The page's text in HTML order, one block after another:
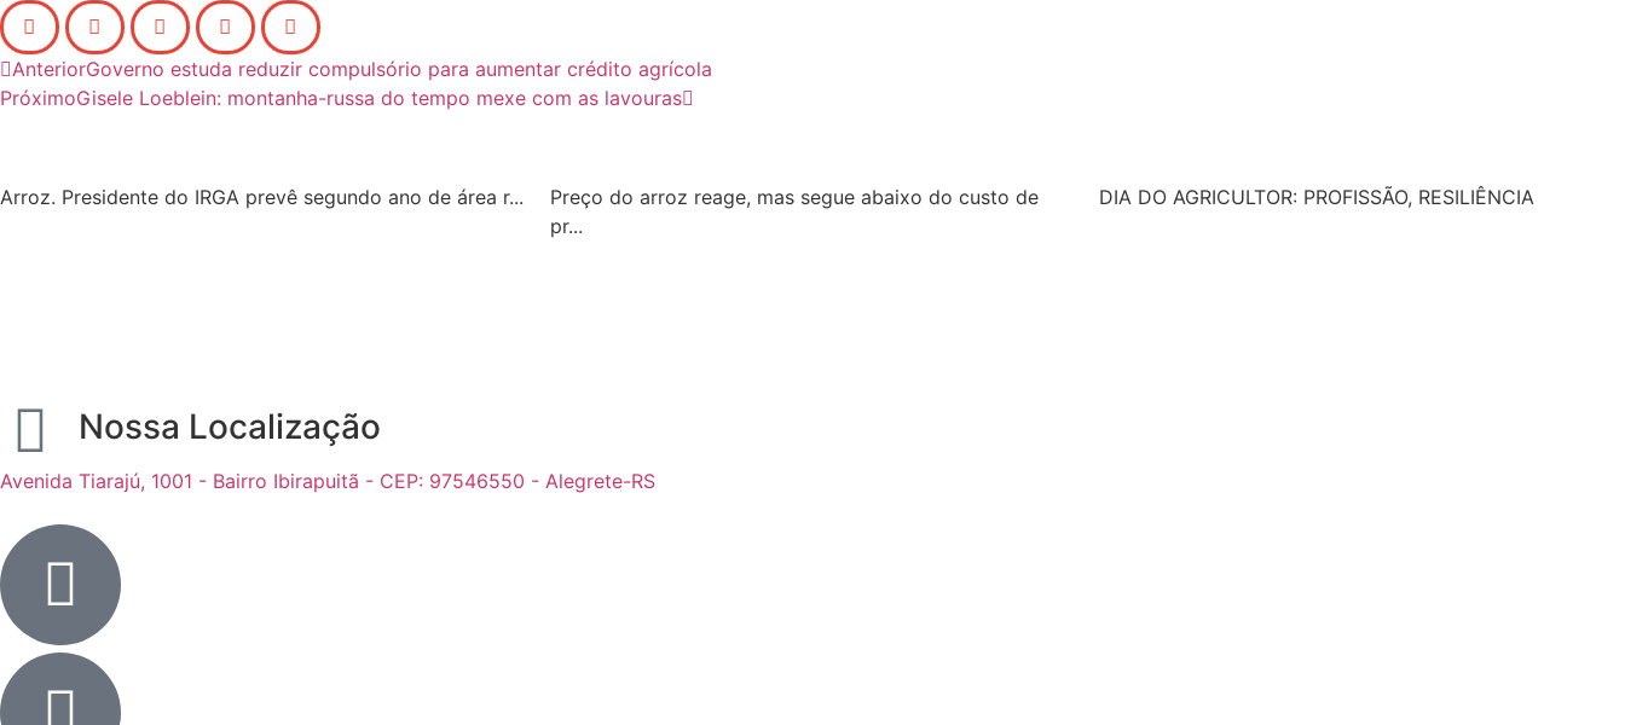
AnteriorGoverno estuda reduzir compulsório para aumentar crédito agrícola
PróximoGisele Loeblein: montanha-russa do tempo mexe com as lavouras
Arroz. Presidente do IRGA prevê segundo ano de área r...
Preço do arroz reage, mas segue abaixo do custo de
pr...
DIA DO AGRICULTOR: PROFISSÃO, RESILIÊNCIA
Nossa Localização
Avenida Tiarajú, 1001 - Bairro Ibirapuitã - CEP: 97546550 - Alegrete-RS